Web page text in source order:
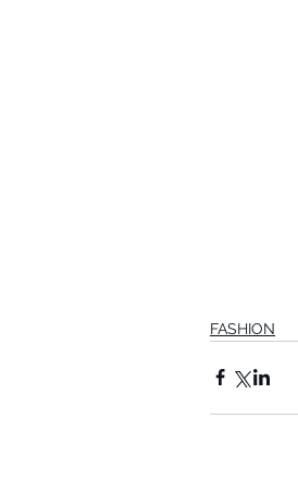
FASHION